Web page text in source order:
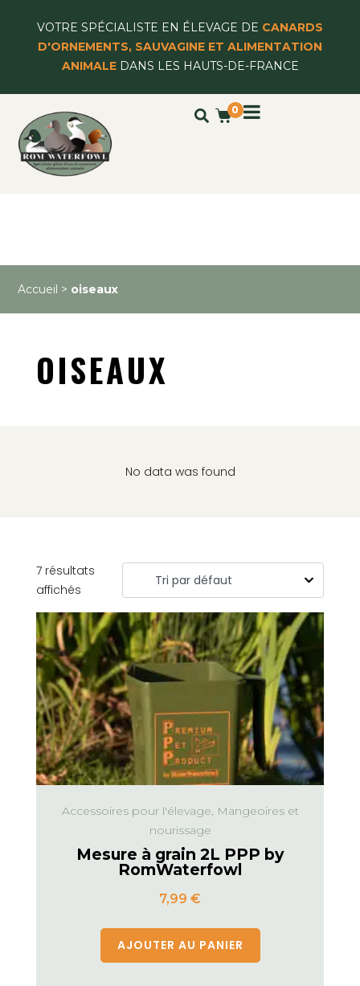
VOTRE SPÉCIALISTE EN ÉLEVAGE DE CANARDS
D'ORNEMENTS, SAUVAGINE ET ALIMENTATION
ANIMALEDANS LES HAUTS-DE-FRANCE
0
Accueil > oiseaux
OISEAUX
No data was found
7 résultats
affichés
Accessoires pour l'élevage, Mangeoires et
nourissage
Mesure à grain 2L PPP by
RomWaterfowl
7,99 €
AJOUTER AU PANIER